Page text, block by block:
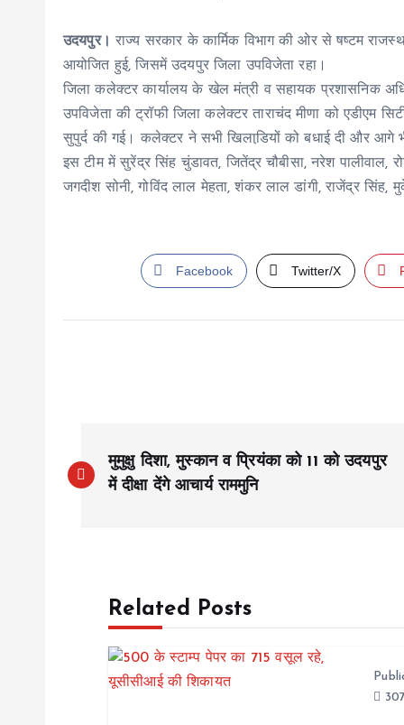
उदयपुर।राज्य सरकार के कार्मिक विभाग की ओर से षष्टम
आयोजित हुई, जिसमें उदयपुर जिला उपविजेता रहा।
जिला कलेक्टर कार्यालय के खेल मंत्री व सहायक प्रशासनिक
उपविजेता की ट्रॉफी जिला कलेक्टर ताराचंद मीणा को एडीएम
सुपुर्द की गई। कलेक्टर ने सभी खिलाडि़यों को बधाई दी और आगे
इस टीम में सुरेंद्र सिंह चुंडावत, जितेंद्र चौबीसा, नरेश
जगदीश सोनी, गोविंद लाल मेहता, शंकर लाल डांगी, राजेंद्र सिंह,
Facebook Twitter/X
o
मुमुक्षु दिशा, मुस्कान व प्रियंका को 11 को उदयपुर
में दीक्षा देंगे आचार्य राममुनि
Related Posts